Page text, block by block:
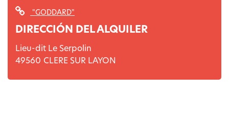
"GODDARD"
DIRECCIÓN DEL ALQUILER
Lieu-dit Le Serpolin
49560 CLERE SUR LAYON